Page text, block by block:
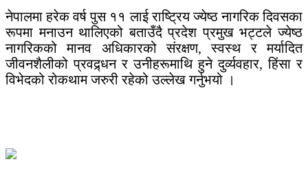
नेपालमा हरेक वर्ष पुस ११ लाई राष्ट्रिय ज्येष्ठ नागरिक दिवसका
रूपमा मनाउन थालिएको बताउँदै प्रदेश प्रमुख भट्टले ज्येष्ठ
नागरिकको मानव अधिकारको संरक्षण, स्वस्थ र मर्यादित
जीवनशैलीको प्रवद्र्धन र उनीहरूमाथि हुने दुर्व्यवहार, हिंसा र
विभेदको रोकथाम जरुरी रहेको उल्लेख गर्नुभयो ।